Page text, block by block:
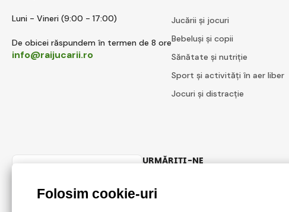
Luni - Vineri (9:00 - 17:00)
De obicei răspundem în termen de 8 ore
info@raijucarii.ro
Jucării și jocuri
Bebeluși și copii
Sănătate și nutriție
Sport și activități în aer liber
Jocuri și distracție
URMĂRIȚI-NE